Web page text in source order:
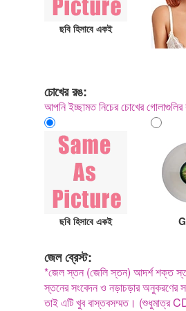
ছবি হিসাবে একই
চোখের রঙ:
আপনি ইচ্ছামত নিচের চোখের
ছবি হিসাবে একই
জেল ব্রেস্ট:
*জেল স্তন (জেলি স্তন) আদর্শ শক্ত
স্তনের সংবেদন ও নড়াচড়ার অনুকরণের
তাই এটি খুব বাস্তবসম্মত। (শুধুমাত্র